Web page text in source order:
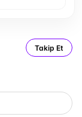
Takip Et